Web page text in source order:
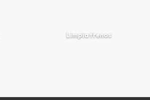
Limpia frenos